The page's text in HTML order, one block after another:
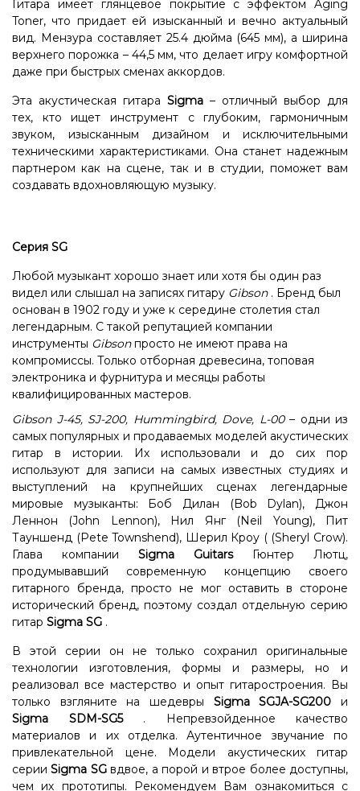
Гитара имеет глянцевое покрытие с эффектом Aging
Toner, что придает ей изысканный и вечно актуальный
вид. Мензура составляет 25.4 дюйма (645 мм), а ширина
верхнего порожка – 44,5 мм, что делает игру комфортной
даже при быстрых сменах аккордов.
Эта акустическая гитара Sigma – отличный выбор для
тех, кто ищет инструмент с глубоким, гармоничным
звуком, изысканным дизайном и исключительными
техническими характеристиками. Она станет надежным
партнером как на сцене, так и в студии, поможет вам
создавать вдохновляющую музыку.
Серия SG
Любой музыкант хорошо знает или хотя бы один раз
видел или слышал на записях гитару Gibson. Бренд был
основан в 1902 году и уже к середине столетия стал
легендарным. С такой репутацией компании
инструменты Gibsonпросто не имеют права на
компромиссы. Только отборная древесина, топовая
электроника и фурнитура и месяцы работы
квалифицированных мастеров.
Gibson J-45, SJ-200, Hummingbird, Dove, L-00– одни из
самых популярных и продаваемых моделей акустических
гитар в истории. Их использовали и до сих пор
используют для записи на самых известных студиях и
выступлений на крупнейших сценах легендарные
мировые музыканты: Боб Дилан (Bob Dylan), Джон
Леннон (John Lennon), Нил Янг (Neil Young), Пит
Тауншенд (Pete Townshend), Шерил Кроу ( (Sheryl Crow).
Глава компании Sigma GuitarsГюнтер Лютц,
продумывавший современную концепцию своего
гитарного бренда, просто не мог оставить в стороне
исторический бренд, поэтому создал отдельную серию
гитар Sigma SG .
В этой серии он не только сохранил оригинальные
технологии изготовления, формы и размеры, но и
реализовал все мастерство и опыт гитаростроения. Вы
только взгляните на шедевры Sigma SGJA-SG200 и
Sigma SDM-SG5. Непревзойденное качество
материалов и их отделка. Аутентичное звучание по
привлекательной цене. Модели акустических гитар
серииSigma SGвдвое, а порой и втрое более доступны,
чем их прототипы. Рекомендуем Вам ознакомиться с